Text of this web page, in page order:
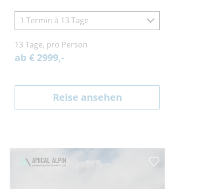
1 Termin à 13 Tage
13 Tage, pro Person
ab € 2999,-
Reise ansehen